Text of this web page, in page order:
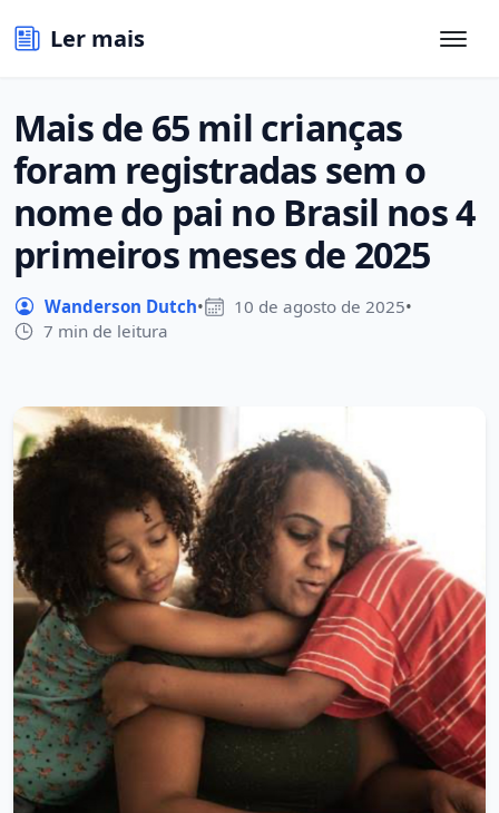
Ler mais
Mais de 65 mil crianças
foram registradas sem o
nome do pai no Brasil nos 4
primeiros meses de 2025
Wanderson Dutch• 10 de agosto de 2025•
7 min de leitura